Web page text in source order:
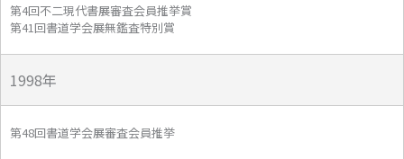
第4回不二現代書展審査会員推挙賞
第41回書道学会展無鑑査特別賞
1998年
第48回書道学会展審査会員推挙